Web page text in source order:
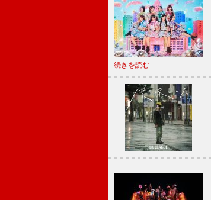
続きを読む